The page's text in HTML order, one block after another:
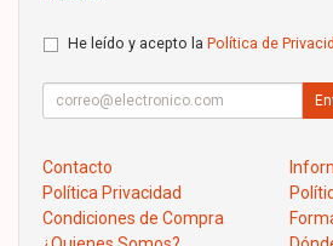
He leído y acepto la Política de
Contacto
Política Privacidad
Condiciones de Compra